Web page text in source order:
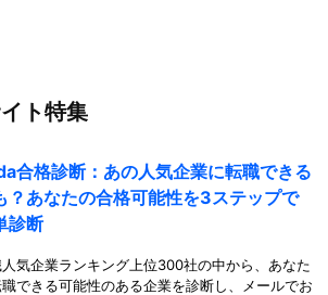
ト特集
合格診断：あの人気企業に転職できる
？あなたの合格可能性を3ステップで
診断
気企業ランキング上位300社の中から、あなた
できる可能性のある企業を診断し、メールでお